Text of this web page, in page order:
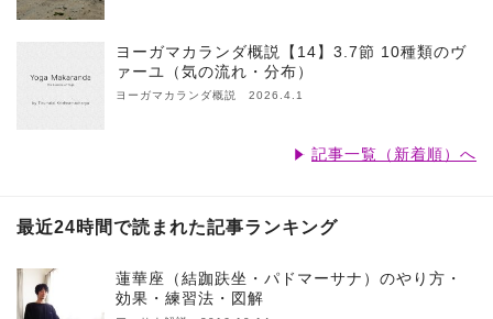
ヨーガマカランダ概説【14】3.7節 10種類のヴ
ァーユ（気の流れ・分布）
ヨーガマカランダ概説 2026.4.1
記事一覧（新着順）へ
最近24時間で読まれた記事ランキング
蓮華座（結跏趺坐・パドマーサナ）のやり方・
効果・練習法・図解